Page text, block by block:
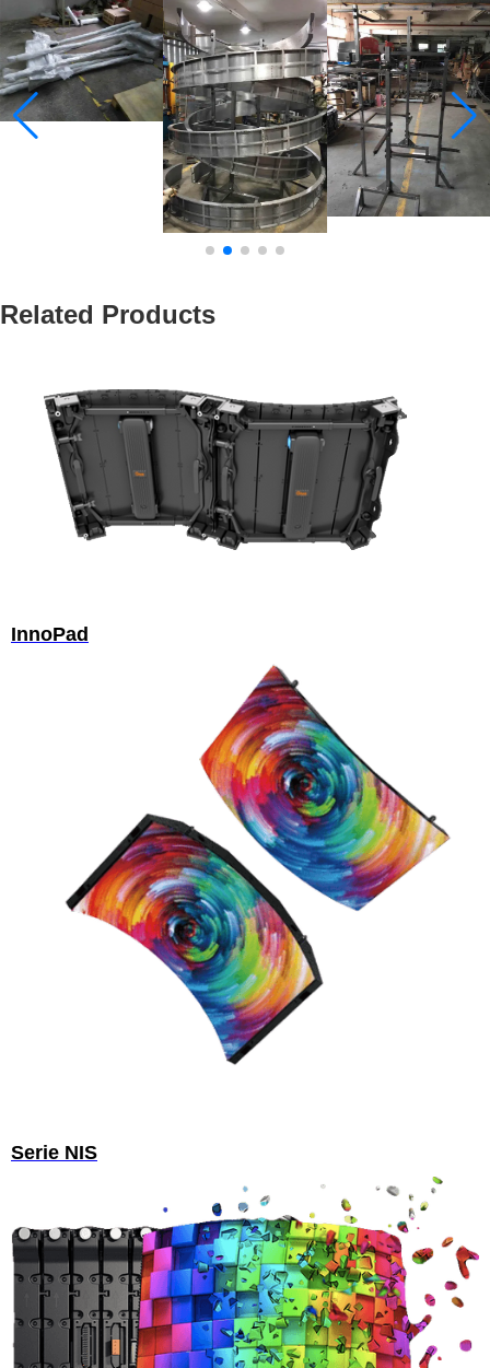
Related Products
InnoPad
Serie NIS